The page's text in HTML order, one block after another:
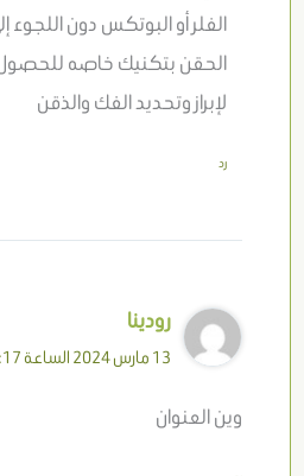
الفلر أو البوتكس دون اللجوء
الحقن بتكنيك خاصه
لإبراز وتحديد الفك والذقن
رد
رودينا
13 مارس 2024 الساعة 10:17 مساءً
وين العنوان